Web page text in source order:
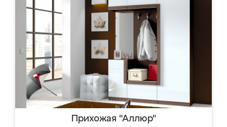
Прихожая "Аллюр"